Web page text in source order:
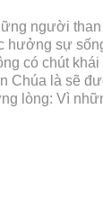
người
hưởng sự
có chút
Chúa là sẽ
lòng: Vì